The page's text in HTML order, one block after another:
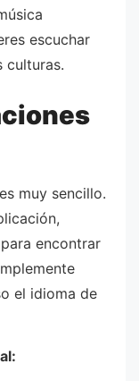
escuchar
culturas.
muy sencillo.
encontrar
el idioma de